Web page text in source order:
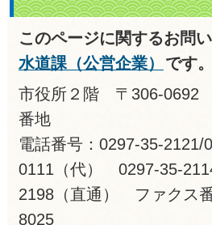
このページに関するお問
水道課（公営企業）
です。
市役所２階 〒306-0692
番地
電話番号：0297-35-2121/
0111（代） 0297-35-
2198（直通） ファクス
8025